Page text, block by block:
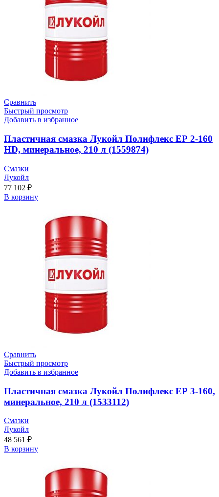
Сравнить
Быстрый просмотр
Добавить в избранное
Пластичная смазка Лукойл Полифлекс ЕР 2-160
HD, минеральное, 210 л (1559874)
Смазки
Лукойл
77 102 ₽
В корзину
Сравнить
Быстрый просмотр
Добавить в избранное
Пластичная смазка Лукойл Полифлекс ЕР 3-160,
минеральное, 210 л (1533112)
Смазки
Лукойл
48 561 ₽
В корзину